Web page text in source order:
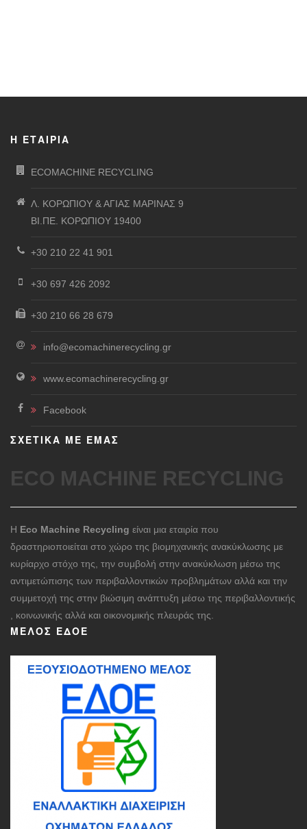
Η ΕΤΑΙΡΊΑ
ECOMACHINE RECYCLING
Λ. ΚΟΡΩΠΙΟΥ & ΑΓΙΑΣ ΜΑΡΙΝΑΣ 9
ΒΙ.ΠΕ. ΚΟΡΩΠΙΟΥ 19400
+30 210 22 41 901
+30 697 426 2092
+30 210 66 28 679
info@ecomachinerecycling.gr
www.ecomachinerecycling.gr
Facebook
ΣΧΕΤΙΚΑ ΜΕ ΕΜΑΣ
ECO MACHINE RECYCLING
Η Eco Machine Recycling είναι μια εταιρία που
δραστηριοποιείται στο χώρο της βιομηχανικής ανακύκλωσης με
κυρίαρχο στόχο της, την συμβολή στην ανακύκλωση μέσω της
αντιμετώπισης των περιβαλλοντικών προβλημάτων αλλά και την
συμμετοχή της στην βιώσιμη ανάπτυξη μέσω της περιβαλλοντικής
, κοινωνικής αλλά και οικονομικής πλευράς της.
ΜΈΛΟΣ ΕΔΟΕ